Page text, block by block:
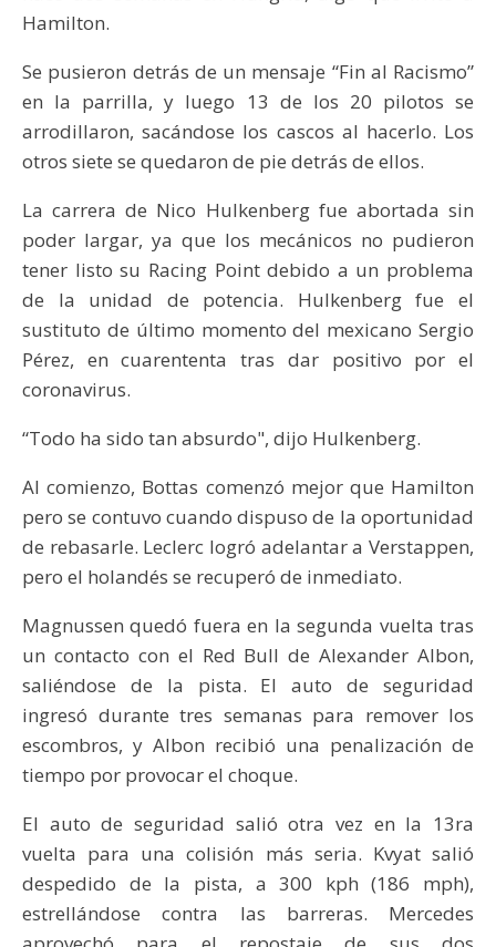
Hamilton.
Se pusieron detrás de un mensaje “Fin al Racismo”
en la parrilla, y luego 13 de los 20 pilotos se
arrodillaron, sacándose los cascos al hacerlo. Los
otros siete se quedaron de pie detrás de ellos.
La carrera de Nico Hulkenberg fue abortada sin
poder largar, ya que los mecánicos no pudieron
tener listo su Racing Point debido a un problema
de la unidad de potencia. Hulkenberg fue el
sustituto de último momento del mexicano Sergio
Pérez, en cuarententa tras dar positivo por el
coronavirus.
“Todo ha sido tan absurdo", dijo Hulkenberg.
Al comienzo, Bottas comenzó mejor que Hamilton
pero se contuvo cuando dispuso de la oportunidad
de rebasarle. Leclerc logró adelantar a Verstappen,
pero el holandés se recuperó de inmediato.
Magnussen quedó fuera en la segunda vuelta tras
un contacto con el Red Bull de Alexander Albon,
saliéndose de la pista. El auto de seguridad
ingresó durante tres semanas para remover los
escombros, y Albon recibió una penalización de
tiempo por provocar el choque.
El auto de seguridad salió otra vez en la 13ra
vuelta para una colisión más seria. Kvyat salió
despedido de la pista, a 300 kph (186 mph),
estrellándose contra las barreras. Mercedes